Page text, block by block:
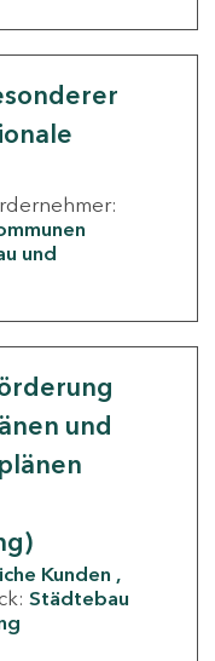
und
und
Kunden
Städtebau